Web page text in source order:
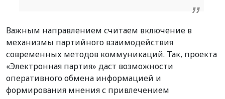
Важным направлением считаем включение в
механизмы партийного взаимодействия
современных методов коммуникаций. Так, проекта
«Электронная партия» даст возможности
оперативного обмена информацией и
формирования мнения с привлечением